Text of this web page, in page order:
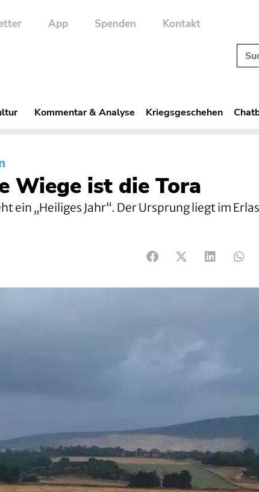
App Spenden Kontakt
Kommentar & Analyse Kriegsgeschehen
Wiege ist die Tora
ein „Heiliges Jahr“. Der Ursprung liegt im